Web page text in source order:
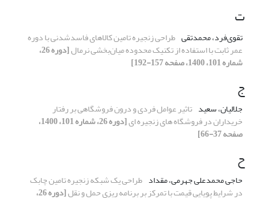
ت
تقوی‌فرد، محمدتقی طراحی زنجیره تامین کالاهای فاسدشدنی با دوره
عمر ثابت با استفاده از تکنیک محدوده میان‌بخشی نرمال [دوره 26،
شماره 101، 1400، صفحه 157-192]
ج
جلالیان، سعید تاثیر عوامل فردی و درون فروشگاهی بر رفتار
خریداران در فروشگاه های زنجیره ای [دوره 26، شماره 101، 1400،
صفحه 37-66]
ح
حاجی محمدعلی جهرمی، مقداد طراحی یک شبکه زنجیره تامین چابک
در شرایط پویایی قیمت با تمرکز بر برنامه ریزی حمل و نقل [دوره 26،